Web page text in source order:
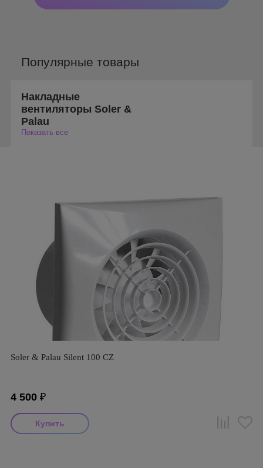
Популярные товары
Накладные
вентиляторы Soler &
Palau
Показать все
Soler & Palau Silent 100 CZ
4 500 ₽